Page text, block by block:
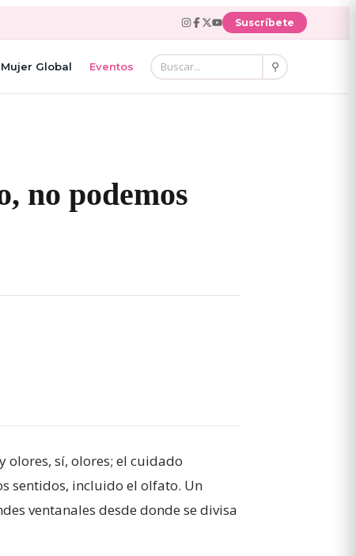
Suscríbete
Global Eventos ⚲
no podemos
sí, olores; el cuidado
sentidos, incluido el olfato. Un
ventanales desde donde se divisa